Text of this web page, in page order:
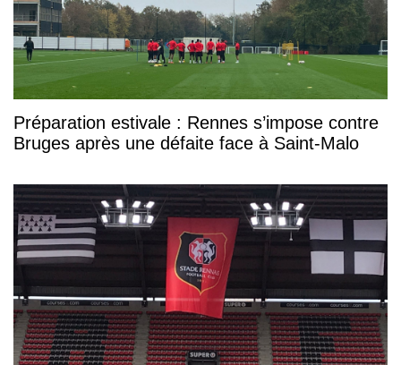
Préparation estivale : Rennes s’impose contre
Bruges après une défaite face à Saint-Malo